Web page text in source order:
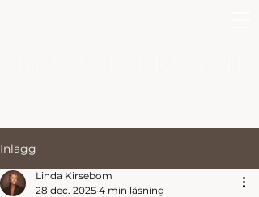
Inlägg
Linda Kirsebom
28 dec. 2025 4 min läsning